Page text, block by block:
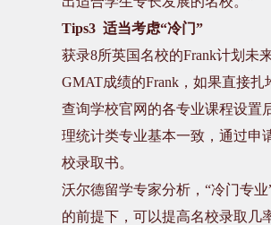
Tips3 适当考虑“冷门”
获录8所英国名校的Frank计划未
GMAT成绩的Frank ，如果直接
查询学校官网的各专业课程设置
理统计类专业基本一致，通过申
校录取书。
沃尔德留学专家分析，“冷门专
的前提下，可以提高名校录取几